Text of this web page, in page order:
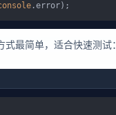
.error
最简单，适合快速测试：